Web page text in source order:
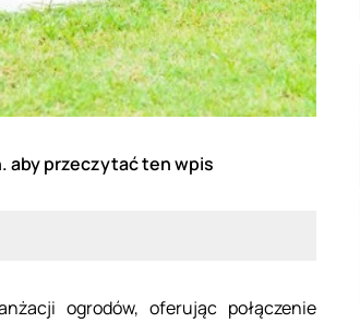
aby przeczytać ten wpis
ogrodów, oferując połączenie